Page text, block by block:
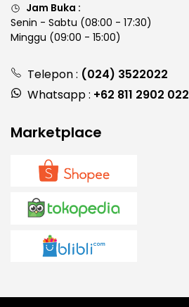
Jam Buka :
Senin - Sabtu (08:00 - 17:30)
Minggu (09:00 - 15:00)
Telepon : (024) 3522022
Whatsapp : +62 811 2902 022
Marketplace